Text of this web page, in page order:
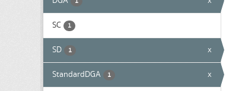
SC 1
SD 1 x
StandardDGA 1 x